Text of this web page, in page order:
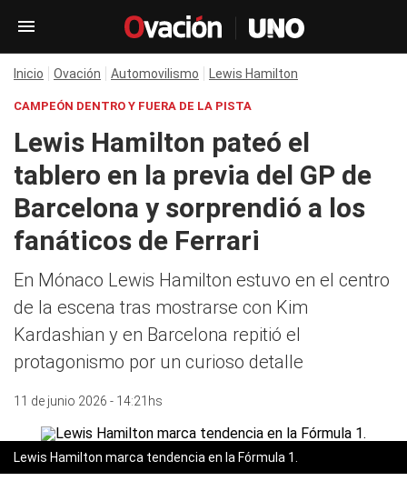
Inicio Ovación Automovilismo Lewis Hamilton
CAMPEÓN DENTRO Y FUERA DE LA PISTA
Lewis Hamilton pateó el
tablero en la previa del GP de
Barcelona y sorprendió a los
fanáticos de Ferrari
En Mónaco Lewis Hamilton estuvo en el centro
de la escena tras mostrarse con Kim
Kardashian y en Barcelona repitió el
protagonismo por un curioso detalle
11 de junio 2026 - 14:21hs
Lewis Hamilton marca tendencia en la Fórmula 1.